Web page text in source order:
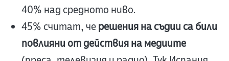
40% над средното ниво.
45% считат, черешения на съдии са били
повлияни от действия на медиите